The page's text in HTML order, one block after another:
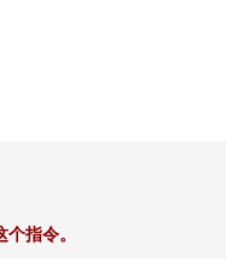
指令。